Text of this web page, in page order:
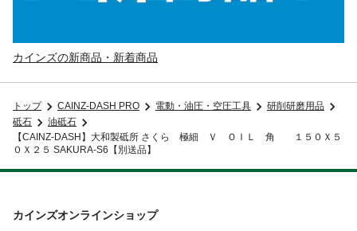
カインズの新商品・新着商品
トップ CAINZ-DASH PRO 電動・油圧・空圧工具
研削研磨用品
砥石
油砥石
【CAINZ-DASH】大和製砥所 さくら 極細 Ｖ ＯＩＬ 角 １５０Ｘ５
０Ｘ２５ SAKURA-S6【別送品】
カインズオンラインショップ